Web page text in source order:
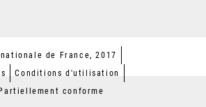
de France, 2017
Conditions d'utilisation
conforme